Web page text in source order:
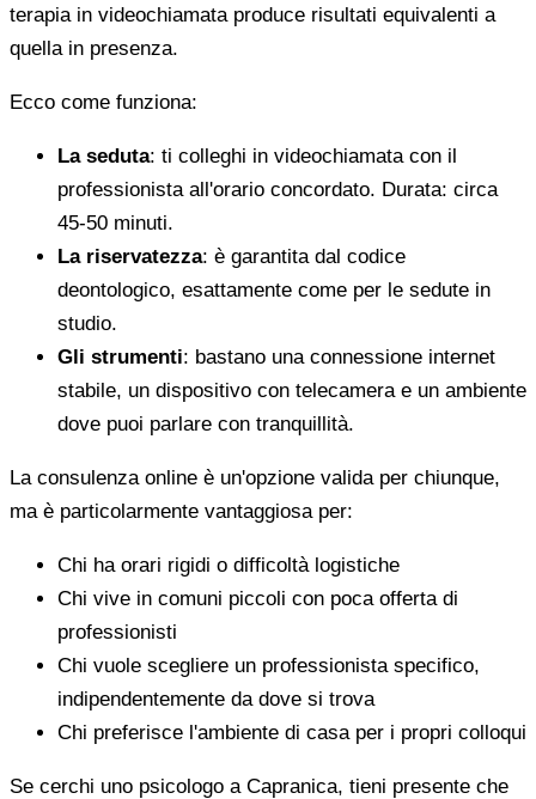
terapia in videochiamata produce risultati equivalenti a
quella in presenza.
Ecco come funziona:
La seduta: ti colleghi in videochiamata con il
professionista all'orario concordato. Durata: circa
45-50 minuti.
La riservatezza: è garantita dal codice
deontologico, esattamente come per le sedute in
studio.
Gli strumenti: bastano una connessione internet
stabile, un dispositivo con telecamera e un ambiente
dove puoi parlare con tranquillità.
La consulenza online è un'opzione valida per chiunque,
ma è particolarmente vantaggiosa per:
Chi ha orari rigidi o difficoltà logistiche
Chi vive in comuni piccoli con poca offerta di
professionisti
Chi vuole scegliere un professionista specifico,
indipendentemente da dove si trova
Chi preferisce l'ambiente di casa per i propri colloqui
Se cerchi uno psicologo a Capranica, tieni presente che